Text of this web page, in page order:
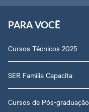
PARA VOCÊ
Cursos Técnicos 2025
SER Família Capacita
Cursos de Pós-graduação